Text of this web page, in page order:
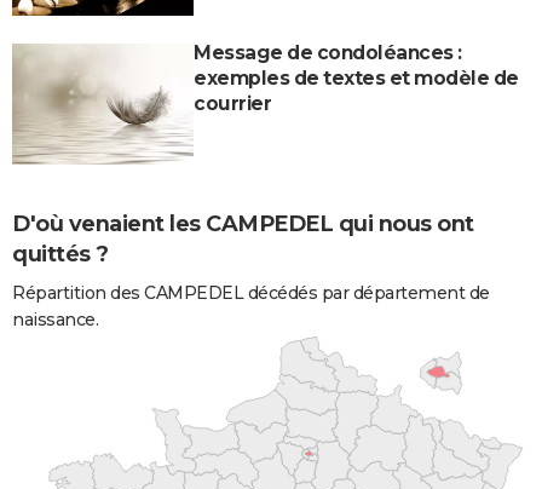
Message de condoléances :
exemples de textes et modèle de
courrier
D'où venaient les CAMPEDEL qui nous ont
quittés ?
Répartition des CAMPEDEL décédés par département de
naissance.